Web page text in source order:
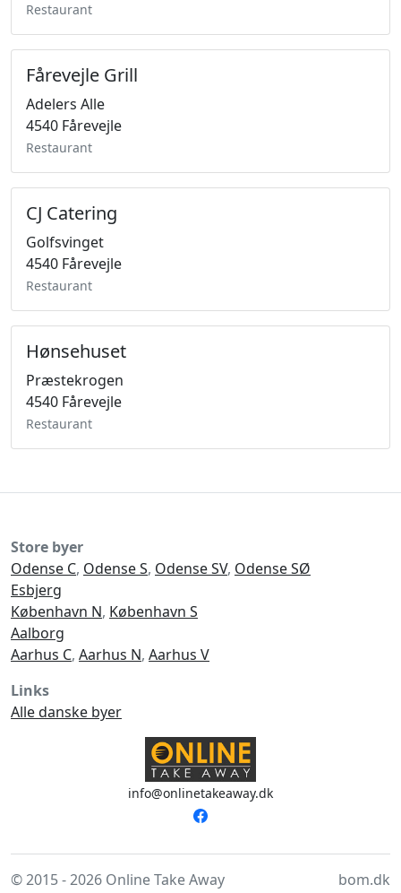
Restaurant
Fårevejle Grill
Adelers Alle
4540 Fårevejle
Restaurant
CJ Catering
Golfsvinget
4540 Fårevejle
Restaurant
Hønsehuset
Præstekrogen
4540 Fårevejle
Restaurant
Store byer
Odense C, Odense S, Odense SV, Odense SØ
Esbjerg
København N, København S
Aalborg
Aarhus C, Aarhus N, Aarhus V
Links
Alle danske byer
info@onlinetakeaway.dk
© 2015 - 2026 Online Take Away bom.dk